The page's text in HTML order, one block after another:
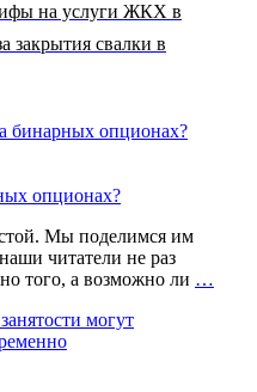
на услуги ЖКХ в
закрытия свалки в
опционах?
Мы поделимся им
читатели не раз
того, а возможно ли …